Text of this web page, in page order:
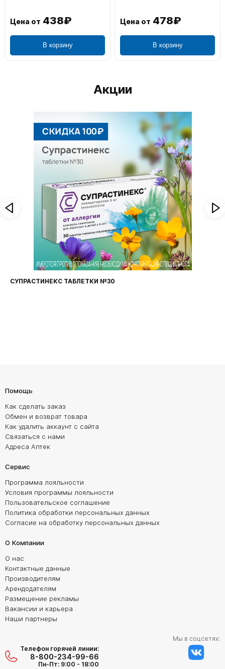
Цена от 438₽
В корзину
Цена от 478₽
В корзину
Акции
СУПРАСТИНЕКС ТАБЛЕТКИ №30
Помощь
Как сделать заказ
Обмен и возврат товара
Как удалить аккаунт с сайта
Связаться с нами
Адреса Аптек
Сервис
Программа лояльности
Условия программы лояльности
Пользовательское соглашение
Политика обработки персональных данных
Согласие на обработку персональных данных
О Компании
О нас
Контактные данные
Производителям
Арендодателям
Размещение рекламы
Вакансии и карьера
Наши партнеры
Телефон горячей линии:
8-800-234-99-66
Пн-Пт: 9:00 - 18:00
Мы в соцсетях: